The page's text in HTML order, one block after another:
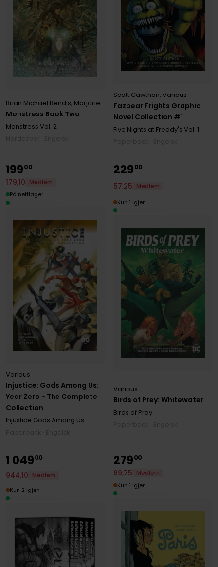
Monstress Book Two
Brian Michael Bendis, Marjorie Liu Sana Takeda,Todd McFarlane
Monstress Vol. 2
Fazbear Frights Graphic
Novel Collection #1
Scott Cawthon,Various
Five Nights at Freddy's Vol. 1
Injustice: Gods Among Us:
Year Zero - The Complete
Collection
Various
Injustice Gods Among Us
19900
179,10
Medlem
På nettlager
Birds of Prey: Whitewater
Various
Birds of Pray
22900
57,25 Medlem
Kun 1 igjen
1 04900
944,10
Medlem
Kun 2 igjen
27900
69,75
Medlem
Kun 1 igjen